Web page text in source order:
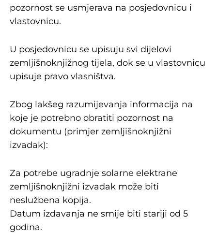
pozornost se usmjerava na posjedovnicu i
vlastovnicu.
U posjedovnicu se upisuju svi dijelovi
zemljišnoknjižnog tijela, dok se u vlastovnicu
upisuje pravo vlasništva.
Zbog lakšeg razumijevanja informacija na
koje je potrebno obratiti pozornost na
dokumentu (primjer zemljišnoknjižni
izvadak):
Za potrebe ugradnje solarne elektrane
zemljišnoknjižni izvadak može biti
neslužbena kopija.
Datum izdavanja ne smije biti stariji od 5
godina.